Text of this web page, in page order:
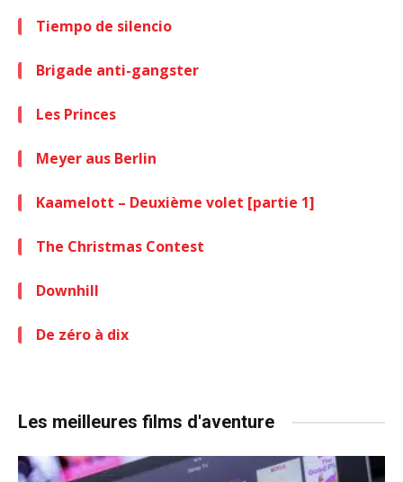
Tiempo de silencio
Brigade anti-gangster
Les Princes
Meyer aus Berlin
Kaamelott – Deuxième volet [partie 1]
The Christmas Contest
Downhill
De zéro à dix
Les meilleures films d'aventure